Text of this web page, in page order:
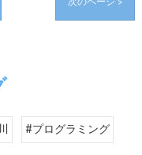
#プログラミング